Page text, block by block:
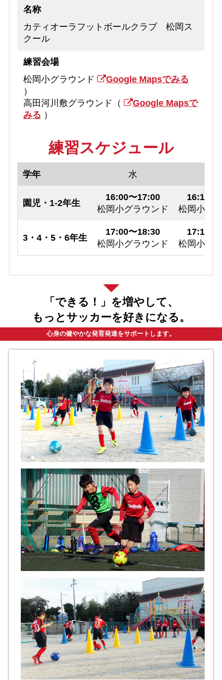
名称
カティオーラフットボールクラブ 松岡ス
クール
練習会場
松岡小グラウンド
Google Mapsでみる
）
高田河川敷グラウンド（
Google Mapsで
みる ）
練習スケジュール
学年 水
園児・1-2年生
16:00〜17:00
松岡小グラウンド
16:10〜
松岡小グ
3・4・5・6年生
17:00〜18:30
松岡小グラウンド
17:10〜
松岡小グ
「できる！」を増やして、
もっとサッカーを好きになる。
心身の健やかな発育発達をサポートします。